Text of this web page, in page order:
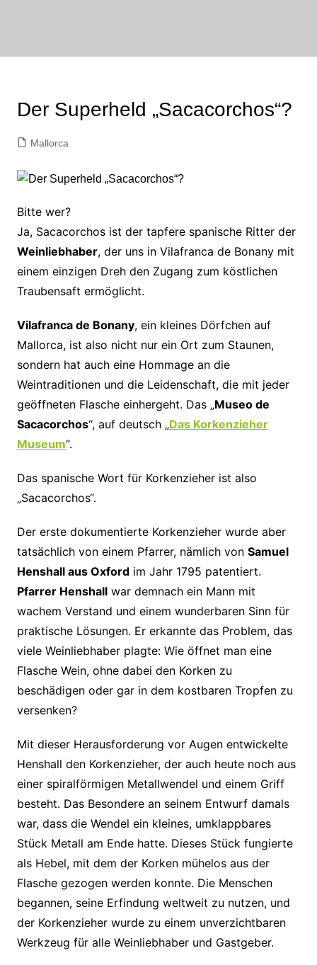
media
Der Superheld „Sacacorchos“?
Mallorca
Bitte wer?
Ja, Sacacorchos ist der tapfere spanische Ritter der
Weinliebhaber, der uns in Vilafranca de Bonany mit
einem einzigen Dreh den Zugang zum köstlichen
Traubensaft ermöglicht.
Vilafranca de Bonany, ein kleines Dörfchen auf
Mallorca, ist also nicht nur ein Ort zum Staunen,
sondern hat auch eine Hommage an die
Weintraditionen und die Leidenschaft, die mit jeder
geöffneten Flasche einhergeht. Das „Museo de
Sacacorchos“, auf deutsch „Das Korkenzieher
Museum“.
Das spanische Wort für Korkenzieher ist also
„Sacacorchos“.
Der erste dokumentierte Korkenzieher wurde aber
tatsächlich von einem Pfarrer, nämlich von Samuel
Henshall aus Oxfordim Jahr 1795 patentiert.
Pfarrer Henshallwar demnach ein Mann mit
wachem Verstand und einem wunderbaren Sinn für
praktische Lösungen. Er erkannte das Problem, das
viele Weinliebhaber plagte: Wie öffnet man eine
Flasche Wein, ohne dabei den Korken zu
beschädigen oder gar in dem kostbaren Tropfen zu
versenken?
Mit dieser Herausforderung vor Augen entwickelte
Henshall den Korkenzieher, der auch heute noch aus
einer spiralförmigen Metallwendel und einem Griff
besteht. Das Besondere an seinem Entwurf damals
war, dass die Wendel ein kleines, umklappbares
Stück Metall am Ende hatte. Dieses Stück fungierte
als Hebel, mit dem der Korken mühelos aus der
Flasche gezogen werden konnte. Die Menschen
begannen, seine Erfindung weltweit zu nutzen, und
der Korkenzieher wurde zu einem unverzichtbaren
Werkzeug für alle Weinliebhaber und Gastgeber.